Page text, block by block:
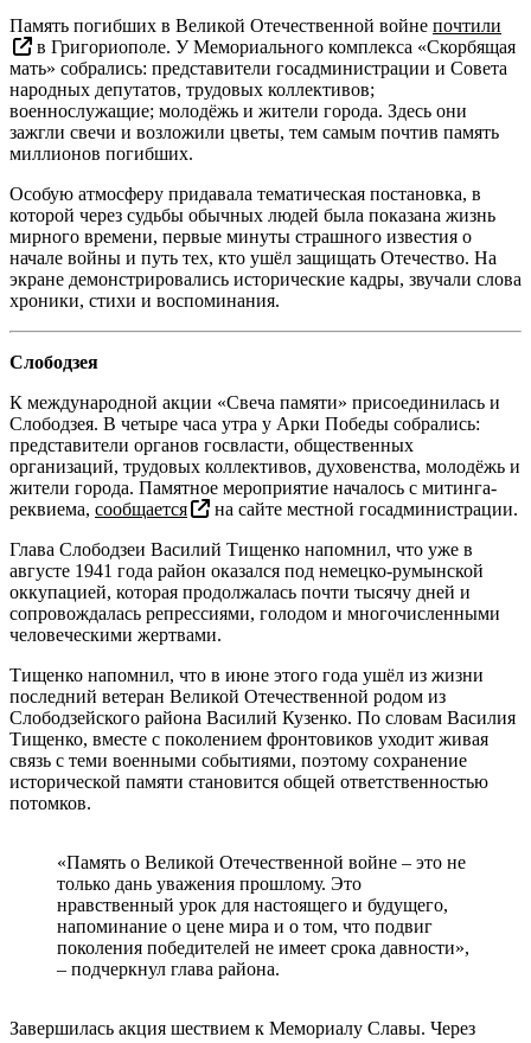
Память погибших в Великой Отечественной войне почтили
в Григориополе. У Мемориального комплекса «Скорбящая
мать» собрались: представители госадминистрации и Совета
народных депутатов, трудовых коллективов;
военнослужащие; молодёжь и жители города. Здесь они
зажгли свечи и возложили цветы, тем самым почтив память
миллионов погибших.
Особую атмосферу придавала тематическая постановка, в
которой через судьбы обычных людей была показана жизнь
мирного времени, первые минуты страшного известия о
начале войны и путь тех, кто ушёл защищать Отечество. На
экране демонстрировались исторические кадры, звучали слова
хроники, стихи и воспоминания.
Слободзея
К международной акции «Свеча памяти» присоединилась и
Слободзея. В четыре часа утра у Арки Победы собрались:
представители органов госвласти, общественных
организаций, трудовых коллективов, духовенства, молодёжь и
жители города. Памятное мероприятие началось с митинга-
реквиема, сообщается
на сайте местной госадминистрации.
Глава Слободзеи Василий Тищенко напомнил, что уже в
августе 1941 года район оказался под немецко-румынской
оккупацией, которая продолжалась почти тысячу дней и
сопровождалась репрессиями, голодом и многочисленными
человеческими жертвами.
Тищенко напомнил, что в июне этого года ушёл из жизни
последний ветеран Великой Отечественной родом из
Слободзейского района Василий Кузенко. По словам Василия
Тищенко, вместе с поколением фронтовиков уходит живая
связь с теми военными событиями, поэтому сохранение
исторической памяти становится общей ответственностью
потомков.
«Память о Великой Отечественной войне – это не
только дань уважения прошлому. Это
нравственный урок для настоящего и будущего,
напоминание о цене мира и о том, что подвиг
поколения победителей не имеет срока давности»,
– подчеркнул глава района.
Завершилась акция шествием к Мемориалу Славы. Через